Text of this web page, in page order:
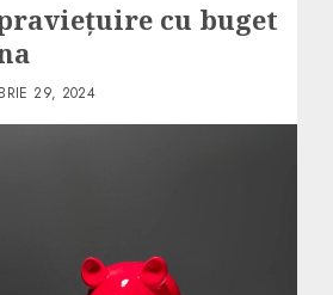
cu buget
29, 2024